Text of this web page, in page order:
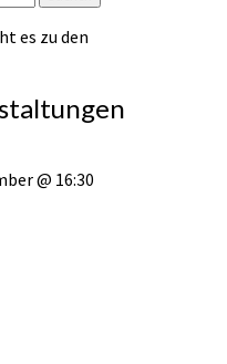
es zu den
@ 16:30